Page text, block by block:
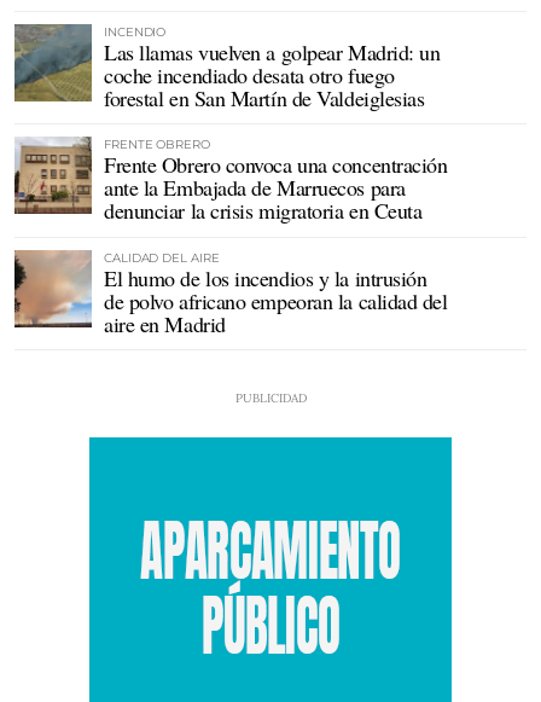
INCENDIO
Las llamas vuelven a golpear Madrid: un
coche incendiado desata otro fuego
forestal en San Martín de Valdeiglesias
FRENTE OBRERO
Frente Obrero convoca una concentración
ante la Embajada de Marruecos para
denunciar la crisis migratoria en Ceuta
CALIDAD DEL AIRE
El humo de los incendios y la intrusión
de polvo africano empeoran la calidad del
aire en Madrid